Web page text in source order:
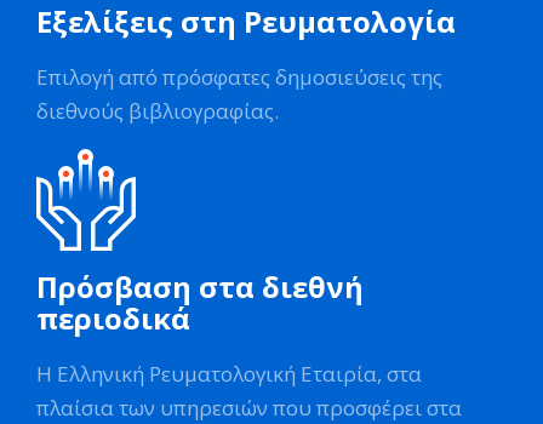
Εξελίξεις στη Ρευματολογία
Επιλογή από πρόσφατες δημοσιεύσεις της
διεθνούς βιβλιογραφίας.
Πρόσβαση στα διεθνή
περιοδικά
Η Ελληνική Ρευματολογική Εταιρία, στα
πλαίσια των υπηρεσιών που προσφέρει στα